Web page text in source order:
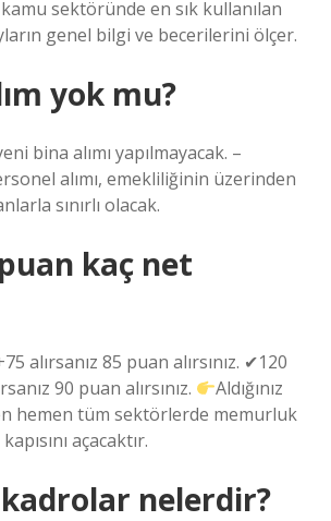
sektöründe en sık kullanılan
genel bilgi ve becerilerini ölçer.
yok mu?
bina alımı yapılmayacak. –
alımı, emekliliğinin üzerinden
sınırlı olacak.
puan kaç net
alırsanız 85 puan alırsınız. ✔120
90 puan alırsınız.
Aldığınız
hemen tüm sektörlerde memurluk
açacaktır.
nelerdir?